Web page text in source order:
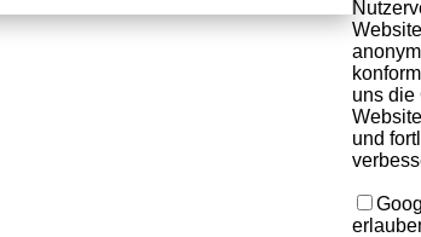
uns die
und